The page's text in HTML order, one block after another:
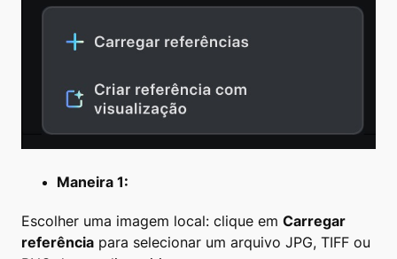
Maneira 1:
Escolher uma imagem local: clique em Carregar
referência para selecionar um arquivo JPG, TIFF ou